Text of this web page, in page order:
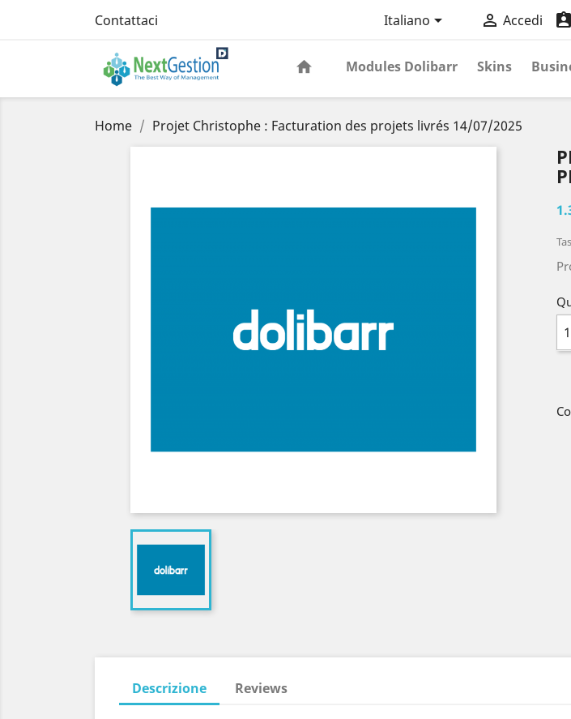
Contattaci Italiano  Accedi 
Modules Dolibarr Skins
Home Projet Christophe : Facturation des projets livrés 14/07/2025
Descrizione Reviews